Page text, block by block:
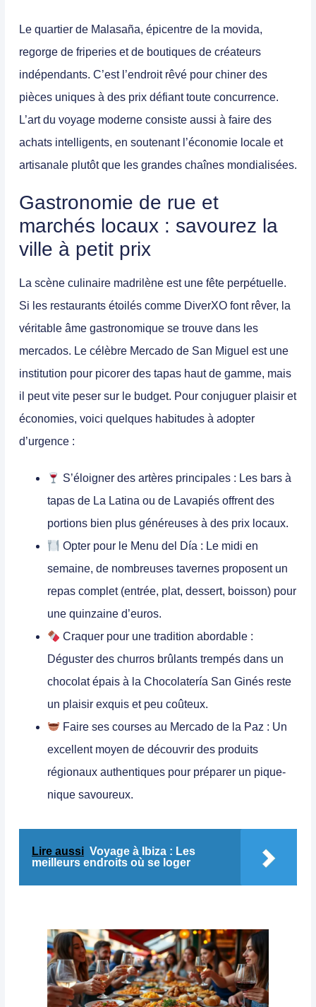
Le quartier de Malasaña, épicentre de la movida,
regorge de friperies et de boutiques de créateurs
indépendants. C’est l’endroit rêvé pour chiner des
pièces uniques à des prix défiant toute concurrence.
L’art du voyage moderne consiste aussi à faire des
achats intelligents, en soutenant l’économie locale et
artisanale plutôt que les grandes chaînes mondialisées.
Gastronomie de rue et
marchés locaux : savourez la
ville à petit prix
La scène culinaire madrilène est une fête perpétuelle.
Si les restaurants étoilés comme DiverXO font rêver, la
véritable âme gastronomique se trouve dans les
mercados. Le célèbre Mercado de San Miguel est une
institution pour picorer des tapas haut de gamme, mais
il peut vite peser sur le budget. Pour conjuguer plaisir et
économies, voici quelques habitudes à adopter
d’urgence :
S’éloigner des artères principales : Les bars à
tapas de La Latina ou de Lavapiés offrent des
portions bien plus généreuses à des prix locaux.
Opter pour le Menu del Día : Le midi en
semaine, de nombreuses tavernes proposent un
repas complet (entrée, plat, dessert, boisson) pour
une quinzaine d’euros.
Craquer pour une tradition abordable :
Déguster des churros brûlants trempés dans un
chocolat épais à la Chocolatería San Ginés reste
un plaisir exquis et peu coûteux.
Faire ses courses au Mercado de la Paz : Un
excellent moyen de découvrir des produits
régionaux authentiques pour préparer un pique-
nique savoureux.
Lire aussi Voyage à Ibiza : Les
meilleurs endroits où se loger